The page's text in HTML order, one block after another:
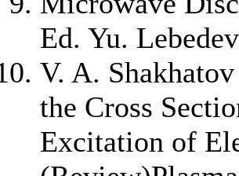
Ed. Yu.
V. A.
the Cross
Excitation of